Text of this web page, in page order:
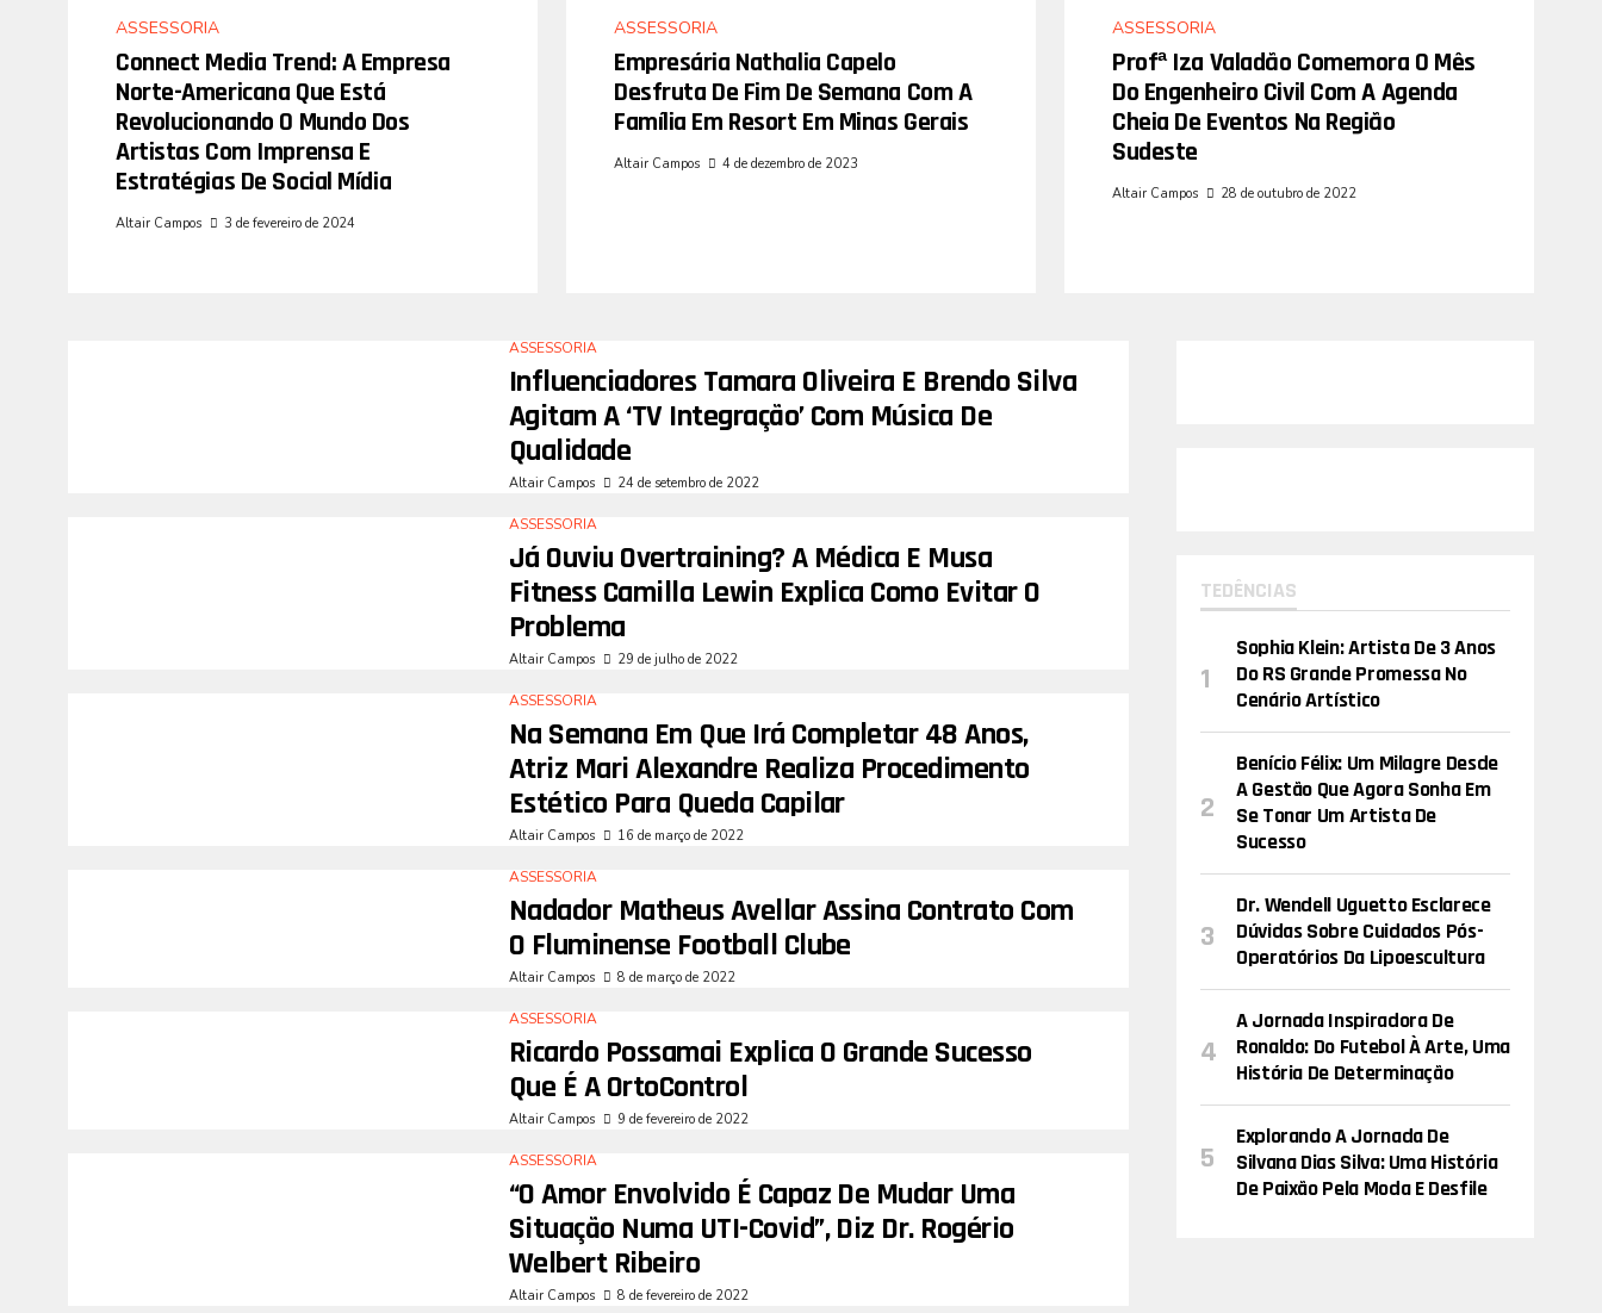
ASSESSORIA
Connect Media Trend: A Empresa
Norte-Americana Que Está
Revolucionando O Mundo Dos
Artistas Com Imprensa E
Estratégias De Social Mídia
Altair Campos 3 de fevereiro de 2024
ASSESSORIA
Empresária Nathalia Capelo
Desfruta De Fim De Semana Com A
Família Em Resort Em Minas Gerais
Altair Campos 4 de dezembro de 2023
ASSESSORIA
Profª Iza Valadão Comemora O Mês
Do Engenheiro Civil Com A Agenda
Cheia De Eventos Na Região
Sudeste
Altair Campos 28 de outubro de 2022
ASSESSORIA
Influenciadores Tamara Oliveira E Brendo Silva
Agitam A ‘TV Integração’ Com Música De
Qualidade
Altair Campos 24 de setembro de 2022
ASSESSORIA
Já Ouviu Overtraining? A Médica E Musa
Fitness Camilla Lewin Explica Como Evitar O
Problema
Altair Campos 29 de julho de 2022
ASSESSORIA
Na Semana Em Que Irá Completar 48 Anos,
Atriz Mari Alexandre Realiza Procedimento
Estético Para Queda Capilar
Altair Campos 16 de março de 2022
ASSESSORIA
Nadador Matheus Avellar Assina Contrato Com
O Fluminense Football Clube
Altair Campos 8 de março de 2022
ASSESSORIA
Ricardo Possamai Explica O Grande Sucesso
Que É A OrtoControl
Altair Campos 9 de fevereiro de 2022
ASSESSORIA
“O Amor Envolvido É Capaz De Mudar Uma
Situação Numa UTI-Covid”, Diz Dr. Rogério
Welbert Ribeiro
Altair Campos 8 de fevereiro de 2022
TEDÊNCIAS
Sophia Klein: Artista De 3 Anos
Do RS Grande Promessa No
Cenário Artístico
Benício Félix: Um Milagre Desde
A Gestão Que Agora Sonha Em
Se Tonar Um Artista De
Sucesso
Dr. Wendell Uguetto Esclarece
Dúvidas Sobre Cuidados Pós-
Operatórios Da Lipoescultura
A Jornada Inspiradora De
Ronaldo: Do Futebol À Arte, Uma
História De Determinação
Explorando A Jornada De
Silvana Dias Silva: Uma História
De Paixão Pela Moda E Desfile